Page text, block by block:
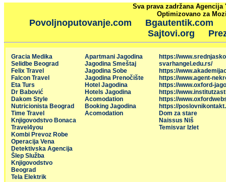
Sva prava zadržana
Optimizovano za
Povoljnoputovanje.com
Bgautentik.com
Sajtovi.org
Gracia Medika
Selidbe Beograd
Felix Travel
Falcon Travel
Eta Turs
Dr Babović
Dakom Style
Nutricionista Beograd
Time Travel
Knjigovodstvo Bonaca
Travel4you
Kombi Prevoz Robe
Operacija Vena
Detektivska Agencija
Šlep Služba
Knjigovodstvo
Beograd
Tela Elektrik
Apartmani Jagodina
Jagodina Smeštaj
Jagodina Sobe
Jagodina Prenočište
Hotel Jagodina
Hotels Jagodina
Acomodation
Booking Jagodina
Acomodation
https://
svarhangel.edu.rs/
https://
https://www.agent-
https://www.oxford-
https://
https://
https://
Dom za stare
Naissus Niš
Temisvar Izlet